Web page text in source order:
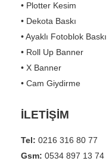
• Plotter Kesim
• Dekota Baskı
• Ayaklı Fotoblok Baskı
• Roll Up Banner
• X Banner
• Cam Giydirme
İLETİŞİM
Tel: 0216 316 80 77
Gsm: 0534 897 13 74